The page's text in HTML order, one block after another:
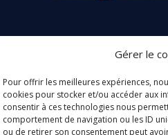
Gérer le
Pour offrir les meilleures expériences,
cookies pour stocker et/ou accéder aux
consentir à ces technologies nous
comportement de navigation ou les ID
ou de retirer son consentement peut